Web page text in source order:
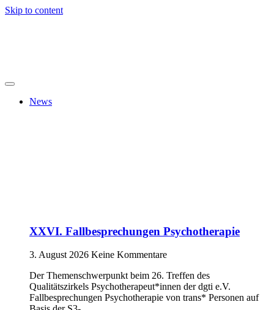
Skip to content
News
XXVI. Fallbesprechungen Psychotherapie
3. August 2026 Keine Kommentare
Der Themenschwerpunkt beim 26. Treffen des
Qualitätszirkels Psychotherapeut*innen der dgti e.V.
Fallbesprechungen Psychotherapie von trans* Personen auf